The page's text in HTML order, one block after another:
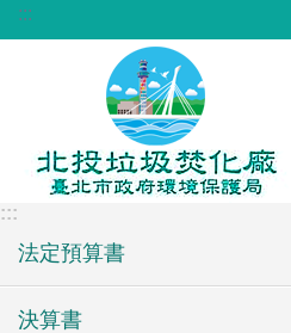
跳到主要內容區塊
:::
:::
法定預算書
決算書